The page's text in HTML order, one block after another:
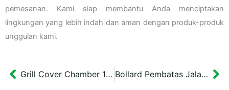
pemesanan. Kami siap membantu Anda menciptakan
lingkungan yang lebih indah dan aman dengan produk-produk
unggulan kami.
Prev Grill Cover Chamber 100×30 cm Tutup Selokan Bantul Bollard Pembatas Jalan Besi Cor 70 cm